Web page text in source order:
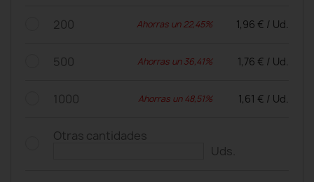
200 Ahorras un 22,45% 1,96 € / Ud.
500 Ahorras un 36,41% 1,76 € / Ud.
1000 Ahorras un 48,51% 1,61 € / Ud.
Otras cantidades
Uds.